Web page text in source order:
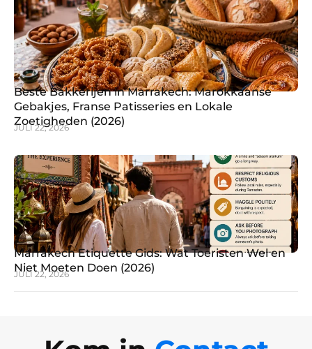
Beste Bakkerijen in Marrakech: Marokkaanse
Gebakjes, Franse Patisseries en Lokale
Zoetigheden (2026)
JULI 22, 2026
Marrakech Etiquette Gids: Wat Toeristen Wel en
Niet Moeten Doen (2026)
JULI 22, 2026